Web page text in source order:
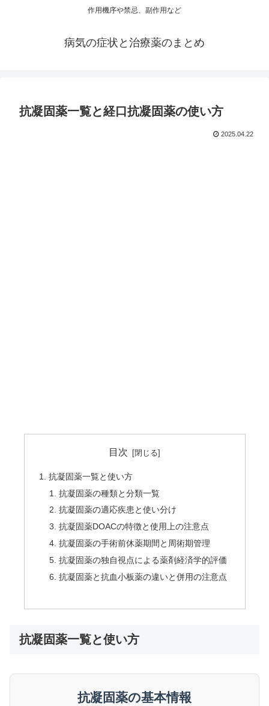
作用機序や禁忌、副作用など
病気の症状と治療薬のまとめ
抗凝固薬一覧と経口抗凝固薬の使い方
2025.04.22
目次
抗凝固薬一覧と使い方
抗凝固薬の種類と分類一覧
抗凝固薬の適応疾患と使い分け
抗凝固薬DOACの特徴と使用上の注意点
抗凝固薬の手術前休薬期間と周術期管理
抗凝固薬の独自視点による薬剤経済学的評価
抗凝固薬と抗血小板薬の違いと併用の注意点
抗凝固薬一覧と使い方
抗凝固薬の基本情報